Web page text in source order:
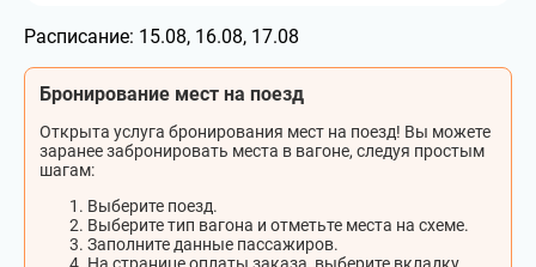
Расписание: 15.08, 16.08, 17.08
Бронирование мест на поезд
Открыта услуга бронирования мест на поезд! Вы можете
заранее забронировать места в вагоне, следуя простым
шагам:
Выберите поезд.
Выберите тип вагона и отметьте места на схеме.
Заполните данные пассажиров.